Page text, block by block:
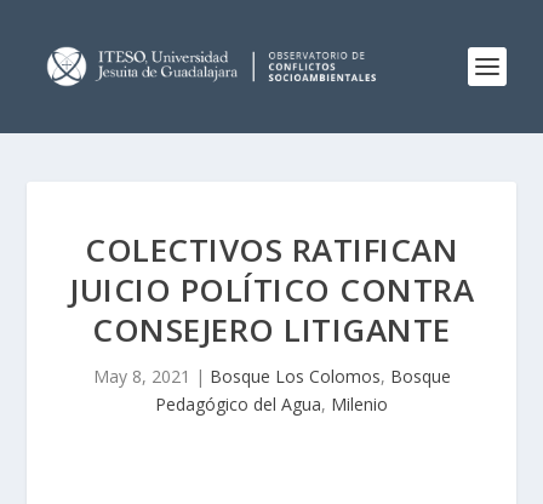
COLECTIVOS RATIFICAN
JUICIO POLÍTICO CONTRA
CONSEJERO LITIGANTE
May 8, 2021 | Bosque Los Colomos, Bosque
Pedagógico del Agua, Milenio